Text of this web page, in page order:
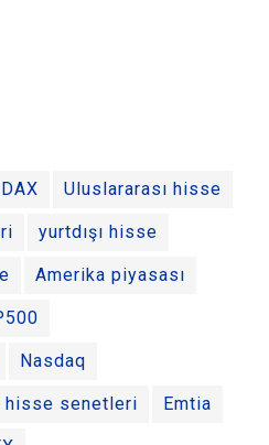
DAX Uluslararası hisse
yurtdışı hisse
Amerika piyasası
Nasdaq
hisse senetleri Emtia